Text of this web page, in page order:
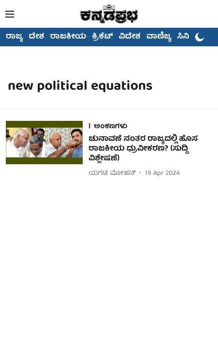
ರಾಜ್ಯ ದೇಶ ರಾಜಕೀಯ ಕ್ರಿಕೆಟ್ ವಿದೇಶ ವಾಣಿಜ್ಯ ಸಿನಿಮಾ
new political equations
ಅಂಕಣಗಳು
ಚುನಾವಣೆ ನಂತರ ರಾಜ್ಯದಲ್ಲಿ ಹೊಸ
ರಾಜಕೀಯ ಧ್ರುವೀಕರಣ? (ಸುದ್ದಿ
ವಿಶ್ಲೇಷಣೆ)
ಯಗಟಿ ಮೋಹನ್ 19 Apr 2024